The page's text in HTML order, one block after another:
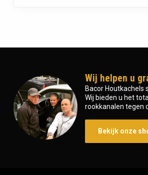
Wij helpen u
Bacor Houtkachels
Wij bieden u het
rookkanalen tegen
Bekijk onze